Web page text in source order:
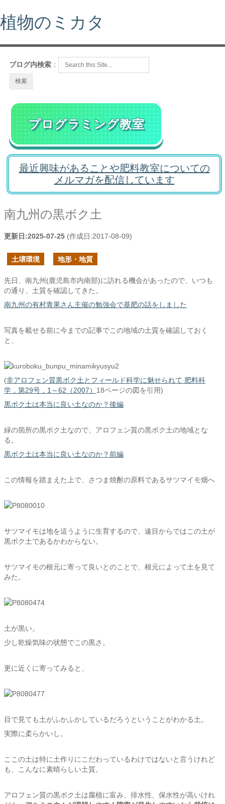
植物のミカタ
ブログ内検索 ：
プログラミング教室
最近興味があることや肥料教室についての
メルマガを配信しています
南九州の黒ボク土
更新日:2025-07-25 (作成日:2017-08-09)
土壌環境 地形・地質
先日、南九州(鹿児島市内南部)に訪れる機会があったので、いつも
の通り、土質を確認してきた。
南九州の有村青果さん主催の勉強会で基肥の話をしました
写真を載せる前に今までの記事でこの地域の土質を確認しておく
と、
(非アロフェン質黒ボク土とフィールド科学に魅せられて 肥料科
学，第29号，1～62（2007） 18ページの図を引用)
黒ボク土は本当に良い土なのか？後編
緑の箇所の黒ボク土なので、アロフェン質の黒ボク土の地域とな
る。
黒ボク土は本当に良い土なのか？前編
この情報を踏まえた上で、さつま焼酎の原料であるサツマイモ畑へ
サツマイモは地を這うように生育するので、遠目からではこの土が
黒ボク土であるかわからない。
サツマイモの根元に寄って良いとのことで、根元によって土を見て
みた。
土が黒い。
少し乾燥気味の状態でこの黒さ。
更に近くに寄ってみると、
目で見ても土がふかふかしているだろうということがわかる土。
実際に柔らかいし。
ここの土は特に土作りにこだわっているわけではないと言うけれど
も、こんなに素晴らしい土質。
アロフェン質の黒ボク土は腐植に富み、排水性、保水性が高いけれ